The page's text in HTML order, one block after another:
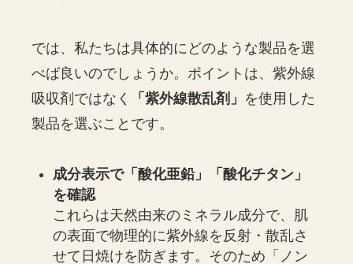
では、私たちは具体的にどのような製品を選
べば良いのでしょうか。ポイントは、紫外線
吸収剤ではなく
「紫外線散乱剤」 を使用した
製品を選ぶことです。
成分表示で「酸化亜鉛」「酸化チタン」
を確認
これらは天然由来のミネラル成分で、肌
の表面で物理的に紫外線を反射・散乱さ
せて日焼けを防ぎます。そのため「ノン